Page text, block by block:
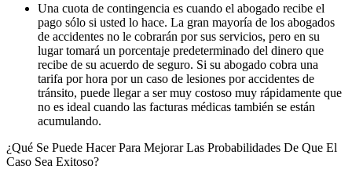
Una cuota de contingencia es cuando el abogado recibe el
pago sólo si usted lo hace. La gran mayoría de los abogados
de accidentes no le cobrarán por sus servicios, pero en su
lugar tomará un porcentaje predeterminado del dinero que
recibe de su acuerdo de seguro. Si su abogado cobra una
tarifa por hora por un caso de lesiones por accidentes de
tránsito, puede llegar a ser muy costoso muy rápidamente que
no es ideal cuando las facturas médicas también se están
acumulando.
¿Qué Se Puede Hacer Para Mejorar Las Probabilidades De Que El
Caso Sea Exitoso?